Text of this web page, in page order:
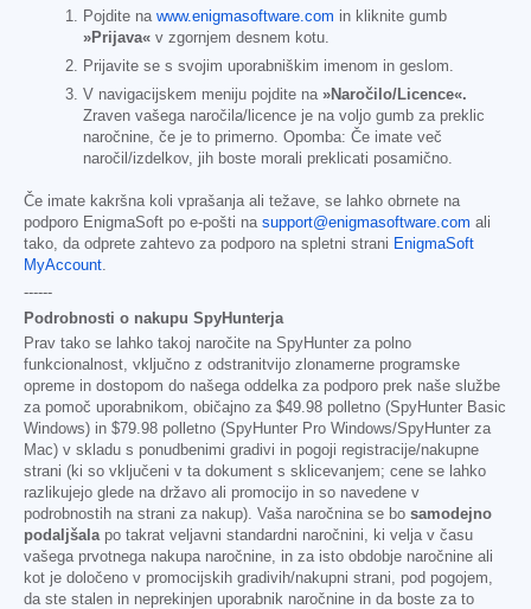
Pojdite na www.enigmasoftware.com in kliknite gumb
»Prijava« v zgornjem desnem kotu.
Prijavite se s svojim uporabniškim imenom in geslom.
V navigacijskem meniju pojdite na »Naročilo/Licence«.
Zraven vašega naročila/licence je na voljo gumb za preklic
naročnine, če je to primerno. Opomba: Če imate več
naročil/izdelkov, jih boste morali preklicati posamično.
Če imate kakršna koli vprašanja ali težave, se lahko obrnete na
podporo EnigmaSoft po e-pošti na support@enigmasoftware.com ali
tako, da odprete zahtevo za podporo na spletni strani EnigmaSoft
MyAccount.
------
Podrobnosti o nakupu SpyHunterja
Prav tako se lahko takoj naročite na SpyHunter za polno
funkcionalnost, vključno z odstranitvijo zlonamerne programske
opreme in dostopom do našega oddelka za podporo prek naše službe
za pomoč uporabnikom, običajno za $49.98 polletno (SpyHunter Basic
Windows) in $79.98 polletno (SpyHunter Pro Windows/SpyHunter za
Mac) v skladu s ponudbenimi gradivi in pogoji registracije/nakupne
strani (ki so vključeni v ta dokument s sklicevanjem; cene se lahko
razlikujejo glede na državo ali promocijo in so navedene v
podrobnostih na strani za nakup). Vaša naročnina se bo samodejno
podaljšalapo takrat veljavni standardni naročnini, ki velja v času
vašega prvotnega nakupa naročnine, in za isto obdobje naročnine ali
kot je določeno v promocijskih gradivih/nakupni strani, pod pogojem,
da ste stalen in neprekinjen uporabnik naročnine in da boste za to